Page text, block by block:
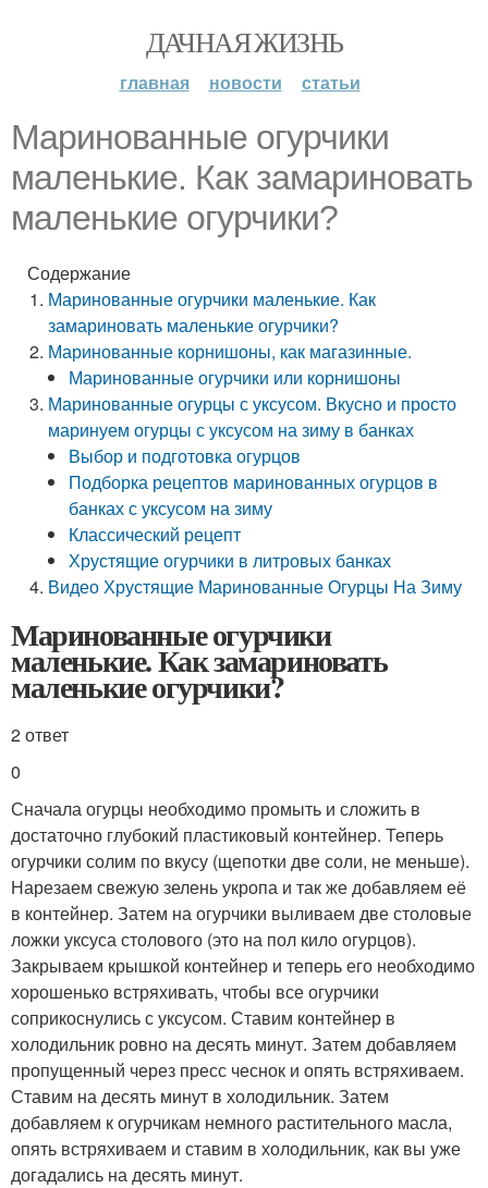
ДАЧНАЯ ЖИЗНЬ
главная новости статьи
Маринованные огурчики
маленькие. Как замариновать
маленькие огурчики?
Содержание
Маринованные огурчики маленькие. Как
замариновать маленькие огурчики?
Маринованные корнишоны, как магазинные.
Маринованные огурчики или корнишоны
Маринованные огурцы с уксусом. Вкусно и просто
маринуем огурцы с уксусом на зиму в банках
Выбор и подготовка огурцов
Подборка рецептов маринованных огурцов в
банках с уксусом на зиму
Классический рецепт
Хрустящие огурчики в литровых банках
Видео Хрустящие Маринованные Огурцы На Зиму
Маринованные огурчики
маленькие. Как замариновать
маленькие огурчики?
2 ответ
0
Сначала огурцы необходимо промыть и сложить в
достаточно глубокий пластиковый контейнер. Теперь
огурчики солим по вкусу (щепотки две соли, не меньше).
Нарезаем свежую зелень укропа и так же добавляем её
в контейнер. Затем на огурчики выливаем две столовые
ложки уксуса столового (это на пол кило огурцов).
Закрываем крышкой контейнер и теперь его необходимо
хорошенько встряхивать, чтобы все огурчики
соприкоснулись с уксусом. Ставим контейнер в
холодильник ровно на десять минут. Затем добавляем
пропущенный через пресс чеснок и опять встряхиваем.
Ставим на десять минут в холодильник. Затем
добавляем к огурчикам немного растительного масла,
опять встряхиваем и ставим в холодильник, как вы уже
догадались на десять минут.